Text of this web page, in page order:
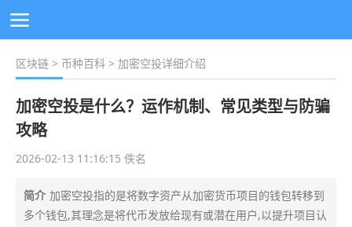
区块链 > 币种百科 > 加密空投详细介绍
加密空投是什么？运作机制、常见类型与防骗
攻略
2026-02-13 11:16:15 佚名
简介 加密空投指的是将数字资产从加密货币项目的钱包转移到
多个钱包,其理念是将代币发放给现有或潜在用户,以提升项目认